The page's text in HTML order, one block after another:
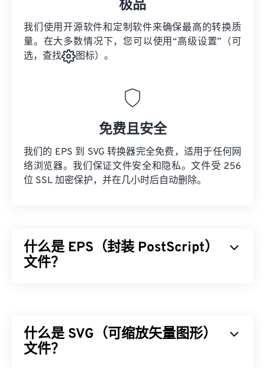
极品
我们使用开源软件和定制软件来确保最高的转换质
量。在大多数情况下，您可以使用“高级设置”（可
选，查找
图标）。
免费且安全
我们的 EPS 到 SVG 转换器完全免费，适用于任何网
络浏览器。我们保证文件安全和隐私。文件受 256
位 SSL 加密保护，并在几小时后自动删除。
什么是 EPS（封装 PostScript）
文件？
用户没有合适的软件完全打开图像，也可以获得低分
辨率预览。EPS 最常用于创建巨大的硬拷贝图形，
什么是 SVG（可缩放矢量图形）
文件？